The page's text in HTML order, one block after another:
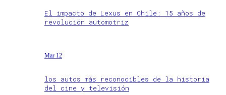
El impacto de Lexus en Chile: 15 años de
revolución automotriz
Mar 12
los autos más reconocibles de la historia
del cine y televisión